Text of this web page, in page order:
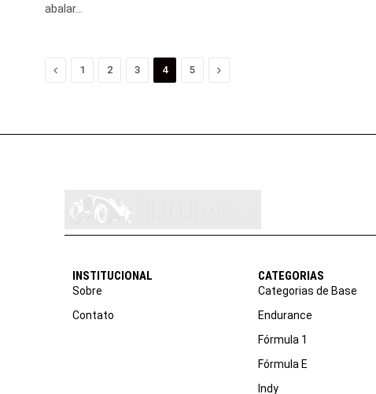
abalar…
Anterior
1 2 3 4 5 Proximo
INSTITUCIONAL
Sobre
Contato
CATEGORIAS
Categorias de Base
Endurance
Fórmula 1
Fórmula E
Indy